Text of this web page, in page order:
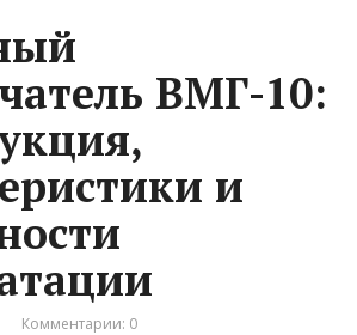
ВМГ-10:
и
Комментарии: 0